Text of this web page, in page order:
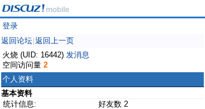
登录
返回论坛 返回上一页
火烧 (UID: 16442) 发消息
空间访问量 2
个人资料
基本资料
统计信息:
好友数 2